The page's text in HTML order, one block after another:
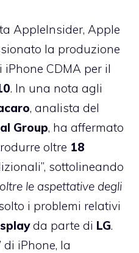
AppleInsider, Apple
la produzione
iPhone CDMA per il
. In una nota agli
, analista del
Group, ha affermato
oltre 18
sottolineando
le aspettative degli
i problemi relativi
da parte di LG.
di iPhone, la